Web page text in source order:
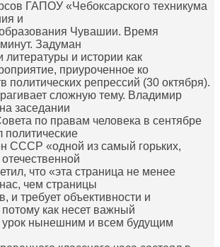
ГАПОУ «Чебоксарского техникума
и
Чувашии. Время
Задуман
литературы и истории как
приуроченное ко
политических репрессий (30 октября).
сложную тему. Владимир
заседании
по правам человека в сентябре
политические
СССР «одной из самый горьких,
что «эта страница не менее
чем страницы
и требует объективности и
потому как несет важный
нынешним и всем будущим